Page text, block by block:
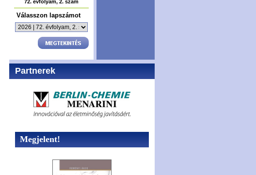
72. évfolyam, 2. szám
Válasszon lapszámot
Partnerek
Megjelent!